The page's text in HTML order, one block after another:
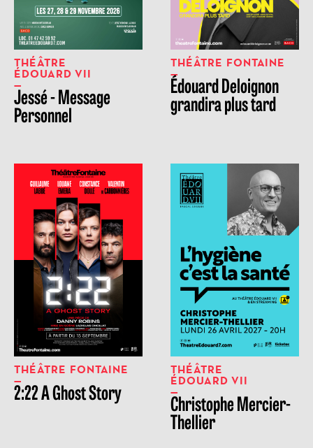
THÉÂTRE
ÉDOUARD VII
Jessé - Message
Personnel
THÉÂTRE FONTAINE
Édouard Deloignon
grandira plus tard
THÉÂTRE FONTAINE
2:22 A Ghost Story
THÉÂTRE
ÉDOUARD VII
Christophe Mercier-
Thellier